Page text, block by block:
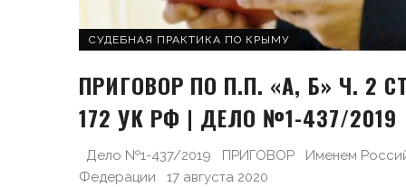
СУДЕБНАЯ ПРАКТИКА ПО КРЫМУ
ПРИГОВОР ПО П.П. «А, Б» Ч. 2
172 УК РФ | ДЕЛО №1-437/2019
Дело №1-437/2019 ПРИГОВОР Именем
Федерации 17 августа 2020